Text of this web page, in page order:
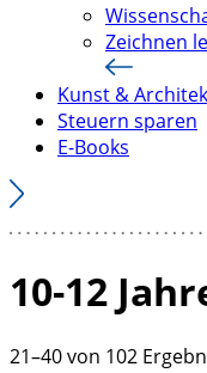
Zeichnen
Kunst &
Steuern sparen
E-Books
10-12
21–40 von 102